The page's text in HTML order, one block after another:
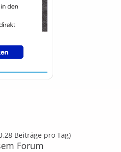
Beiträge pro Tag)
Forum